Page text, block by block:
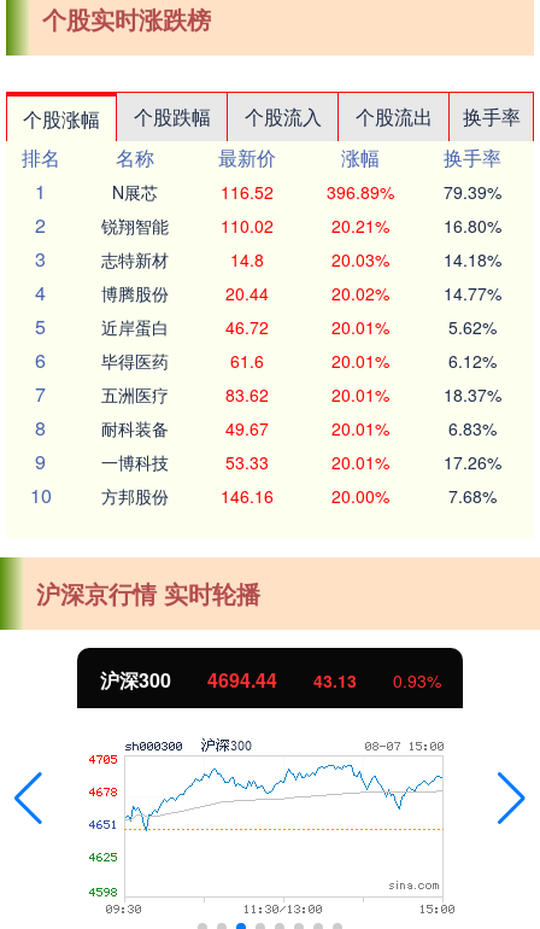
个股实时涨跌榜
个股涨幅 个股跌幅 个股流入 个股流出
换手率
排名
名称 最新价 涨幅
换手率
1
N展芯 116.52 396.89% 79.39%
2 锐翔智能 110.02 20.21% 16.80%
3 志特新材 14.8 20.03% 14.18%
4 博腾股份 20.44 20.02% 14.77%
5 近岸蛋白 46.72 20.01% 5.62%
6 毕得医药 61.6 20.01% 6.12%
7 五洲医疗 83.62 20.01% 18.37%
8 耐科装备 49.67 20.01% 6.83%
9 一博科技 53.33 20.01% 17.26%
10 方邦股份 146.16 20.00% 7.68%
沪深京行情 实时轮播
沪深300 4694.44 43.13 0.93%